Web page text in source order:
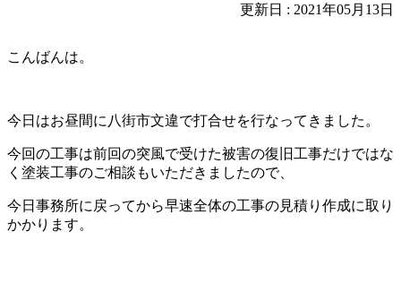
更新日 : 2021年05月13日
こんばんは。
今日はお昼間に八街市文違で打合せを行なってきました。
今回の工事は前回の突風で受けた被害の復旧工事だけではな
く塗装工事のご相談もいただきましたので、
今日事務所に戻ってから早速全体の工事の見積り作成に取り
かかります。